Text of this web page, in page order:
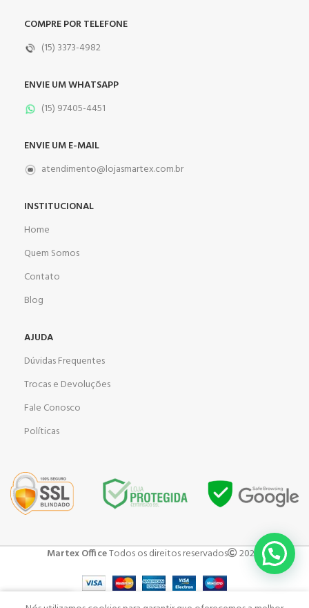
COMPRE POR TELEFONE
(15) 3373-4982
ENVIE UM WHATSAPP
(15) 97405-4451
ENVIE UM E-MAIL
atendimento@lojasmartex.com.br
INSTITUCIONAL
Home
Quem Somos
Contato
Blog
AJUDA
Dúvidas Frequentes
Trocas e Devoluções
Fale Conosco
Políticas
Martex OfficeTodos os direitos reservados 2023 .